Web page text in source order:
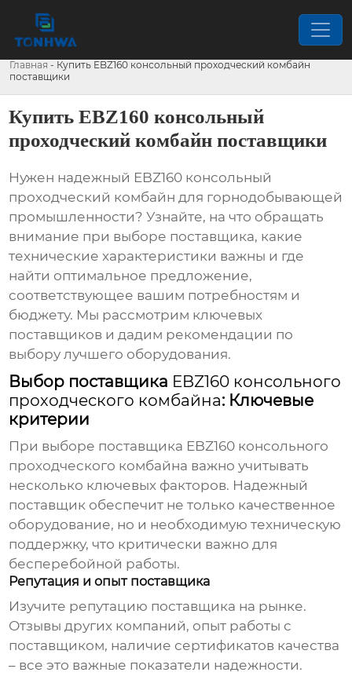
Главная - Купить EBZ160 консольный проходческий комбайн
поставщики
Купить EBZ160 консольный
проходческий комбайн поставщики
Нужен надежный EBZ160 консольный
проходческий комбайн для горнодобывающей
промышленности? Узнайте, на что обращать
внимание при выборе поставщика, какие
технические характеристики важны и где
найти оптимальное предложение,
соответствующее вашим потребностям и
бюджету. Мы рассмотрим ключевых
поставщиков и дадим рекомендации по
выбору лучшего оборудования.
Выбор поставщика EBZ160 консольного
проходческого комбайна: Ключевые
критерии
При выборе поставщика EBZ160 консольного
проходческого комбайна важно учитывать
несколько ключевых факторов. Надежный
поставщик обеспечит не только качественное
оборудование, но и необходимую техническую
поддержку, что критически важно для
бесперебойной работы.
Репутация и опыт поставщика
Изучите репутацию поставщика на рынке.
Отзывы других компаний, опыт работы с
поставщиком, наличие сертификатов качества
– все это важные показатели надежности.